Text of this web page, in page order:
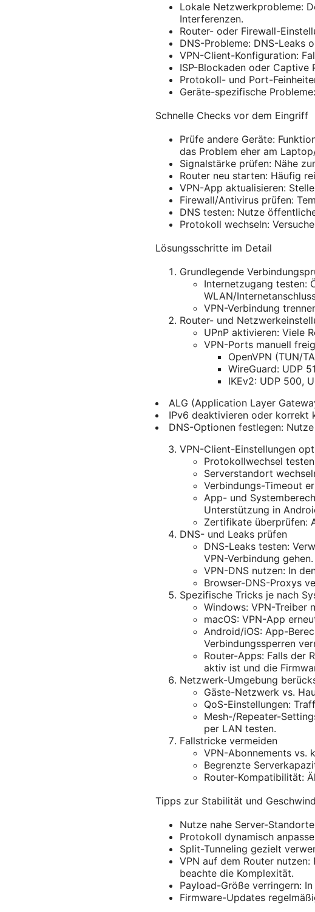
Lokale Netzwerkprobleme:
Interferenzen.
Router- oder Firewall-
DNS-Probleme: DNS-Leaks
VPN-Client-Konfiguration:
ISP-Blockaden oder Captive
Protokoll- und Port-
Geräte-spezifische
Schnelle Checks vor dem Eingriff
Prüfe andere Geräte:
das Problem eher am
Signalstärke prüfen: Nähe
Router neu starten: Häufig
VPN-App aktualisieren:
Firewall/Antivirus prüfen:
DNS testen: Nutze
Protokoll wechseln:
Lösungsschritte im Detail
Grundlegende
Internetzugang testen:
WLAN/
VPN-Verbindung
Router- und
UPnP aktivieren: Viele
VPN-Ports manuell
OpenVPN (TUN/
WireGuard: UDP
IKEv2: UDP 500,
ALG (Application Layer
IPv6 deaktivieren oder korrekt
DNS-Optionen festlegen:
VPN-Client-Einstellungen
Protokollwechsel
Serverstandort
Verbindungs-Timeout
App- und
Unterstützung in
Zertifikate überprüfen:
DNS- und Leaks prüfen
DNS-Leaks testen:
VPN-Verbindung gehen.
VPN-DNS nutzen: In
Browser-DNS-Proxys
Spezifische Tricks je nach
Windows: VPN-Treiber
macOS: VPN-App
Android/iOS: App-
Verbindungssperren
Router-Apps: Falls der
aktiv ist und die
Netzwerk-Umgebung
Gäste-Netzwerk vs.
QoS-Einstellungen:
Mesh-/Repeater-
per LAN testen.
Fallstricke vermeiden
VPN-Abonnements vs.
Begrenzte
Router-Kompatibilität:
Tipps zur Stabilität und
Nutze nahe Server-
Protokoll dynamisch
Split-Tunneling gezielt
VPN auf dem Router
beachte die Komplexität.
Payload-Größe verringern:
Firmware-Updates